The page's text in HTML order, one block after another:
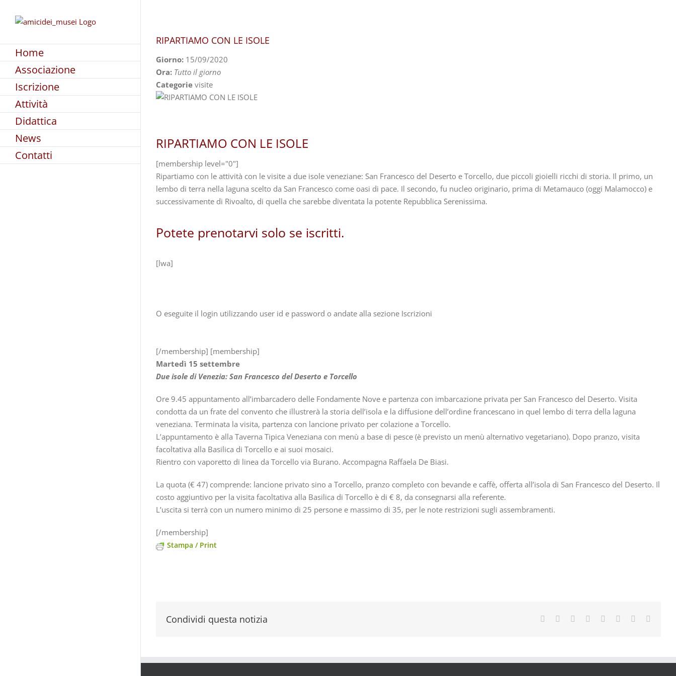
Home
Associazione
Iscrizione
Attività
Didattica
News
Contatti
RIPARTIAMO CON LE ISOLE
Giorno: 15/09/2020
Ora: Tutto il giorno
Categorie visite
RIPARTIAMO CON LE ISOLE
[membership level="0"]
Ripartiamo con le attività con le visite a due isole veneziane: San Francesco del Deserto e Torcello, due piccoli gioielli ricchi di storia. Il primo, un
lembo di terra nella laguna scelto da San Francesco come oasi di pace. Il secondo, fu nucleo originario, prima di Metamauco (oggi Malamocco) e
successivamente di Rivoalto, di quella che sarebbe diventata la potente Repubblica Serenissima.
Potete prenotarvi solo se iscritti.
[lwa]
O eseguite il login utilizzando user id e password o andate alla sezione Iscrizioni
[/membership] [membership]
Martedì 15 settembre
Due isole di Venezia: San Francesco del Deserto e Torcello
Ore 9.45 appuntamento all’imbarcadero delle Fondamente Nove e partenza con imbarcazione privata per San Francesco del Deserto. Visita
condotta da un frate del convento che illustrerà la storia dell’isola e la diffusione dell’ordine francescano in quel lembo di terra della laguna
veneziana. Terminata la visita, partenza con lancione privato per colazione a Torcello.
L’appuntamento è alla Taverna Tipica Veneziana con menù a base di pesce (è previsto un menù alternativo vegetariano). Dopo pranzo, visita
facoltativa alla Basilica di Torcello e ai suoi mosaici.
Rientro con vaporetto di linea da Torcello via Burano. Accompagna Raffaela De Biasi.
La quota (€ 47) comprende: lancione privato sino a Torcello, pranzo completo con bevande e caffè, offerta all’isola di San Francesco del Deserto. Il
costo aggiuntivo per la visita facoltativa alla Basilica di Torcello è di € 8, da consegnarsi alla referente.
L’uscita si terrà con un numero minimo di 25 persone e massimo di 35, per le note restrizioni sugli assembramenti.
[/membership]
Stampa / Print
Condividi questa notizia Facebook Reddit LinkedIn
TumblrPinterest